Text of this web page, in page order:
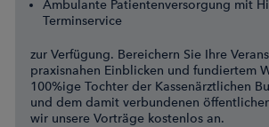
Ambulante Patientenversorgung mit
Terminservice
zur Verfügung. Bereichern Sie Ihre
praxisnahen Einblicken und fundiertem
100%ige Tochter der Kassenärztlichen
und dem damit verbundenen
wir unsere Vorträge kostenlos an.